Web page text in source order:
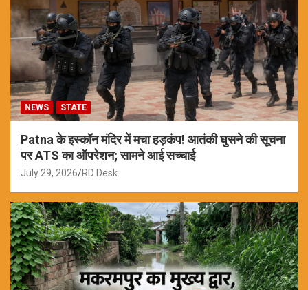
NEWS STATE
Patna के इस्कॉन मंदिर में मचा हड़कंप! आतंकी घुसने की सूचना
पर ATS का ऑपरेशन; सामने आई सच्चाई
July 29, 2026 RD Desk